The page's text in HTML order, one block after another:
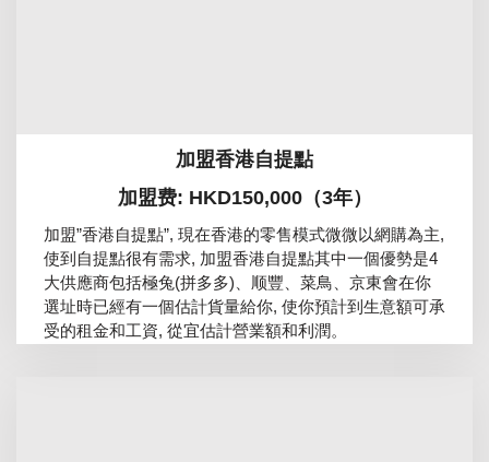
加盟香港自提點
加盟费: HKD150,000（3年）
加盟”香港自提點”, 現在香港的零售模式微微以網購為主,
使到自提點很有需求, 加盟香港自提點其中一個優勢是4
大供應商包括極兔(拼多多)、顺豐、菜鳥、京東會在你
選址時已經有一個估計貨量給你, 使你預計到生意額可承
受的租金和工資, 從宜估計營業額和利潤。